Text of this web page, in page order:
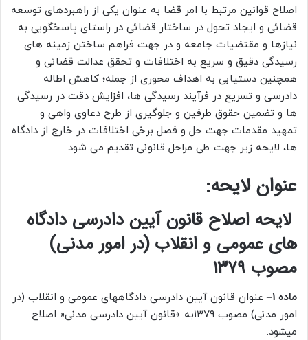
اصلاح قوانین مرتبط با امر قضا به عنوان یکی از راهبردهای توسعه
قضائی و ایجاد تحول در ساختار قضائی در راستای پاسخگویی به
نیازها و مقتضیات جامعه و در جهت فراهم ساختن زمینه های
رسیدگی دقیق و سریع به اختلافات و تحقق عدالت قضائی و
همچنین دستیابی به اهداف محوری از جمله؛ کاهش اطاله
دادرسی و تسریع در فرآیند رسیدگی ها، افزایش دقت در رسیدگی
ها و تضمین حقوق طرفین و جلوگیری از طرح دعاوی واهی و
تمهید مقدمات جهت حل و فصل برخی اختلافات در خارج از دادگاه
ها، لایحه زیر جهت طی مراحل قانونی تقدیم می شود:
عنوان لایحه:
لایحه اصلاح قانون آیین دادرسی دادگاه
های عمومی و انقلاب (در امور مدنی)
مصوب ۱۳۷۹
ماده ۱ – عنوان قانون آیین دادرسی دادگاههای عمومی و انقلاب (در
امور مدنی) مصوب ۱۳۷۹به »قانون آیین دادرسی مدنی« اصلاح
میشود.